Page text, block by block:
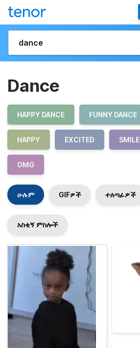
Dance
HAPPY DANCE FUNNY DANCE
HAPPY EXCITED SMILE
OMG
ሁሉም GIFዎች ተለጣፊዎች
አስቂኝ ምስሎች